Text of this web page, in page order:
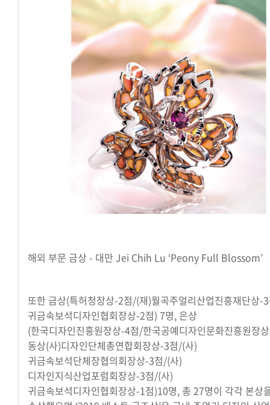
해외 부문 금상 - 대만 Jei Chih Lu ‘Peony Full Blossom’
또한 금상(특허청장상-2점/(재)월곡주얼리산업진흥재단상-
귀금속보석디자인협회장상-2점) 7명, 은상
(한국디자인진흥원장상-4점/한국공예디자인문화진흥원장
동상(사)디자인단체총연합회장상-3점/(사)
귀금속보석단체장협의회장상-3점/(사)
디자인지식산업포럼회장상-3점/(사)
귀금속보석디자인협회장상-1점)10명, 총 27명이 각각 본상